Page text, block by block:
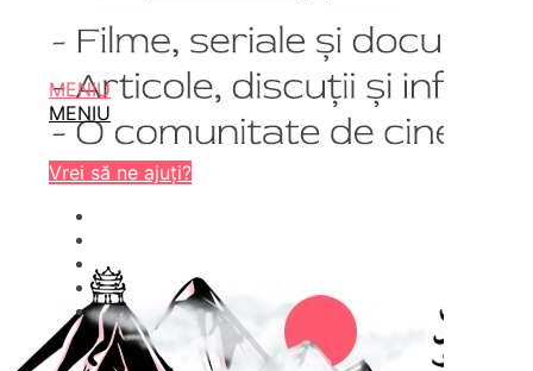
MENIU
MENIU
Vrei să ne ajuți?